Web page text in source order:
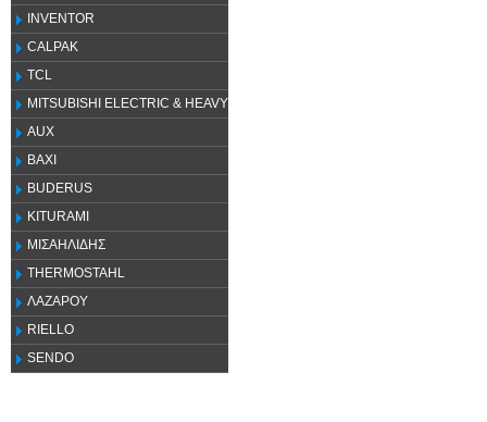
INVENTOR
CALPAK
TCL
MITSUBISHI ELECTRIC & HEAVY
AUX
ΒΑΧΙ
BUDERUS
KITURAMI
ΜΙΣΑΗΛΙΔΗΣ
THERMOSTAHL
ΛΑΖΑΡΟΥ
RIELLO
SENDO